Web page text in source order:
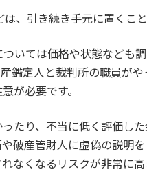
、引き続き手元に置くこと
いては価格や状態なども
鑑定人と裁判所の職員が
が必要です。
たり、不当に低く評価し
破産管財人に虚偽の説明
なくなるリスクが非常に高